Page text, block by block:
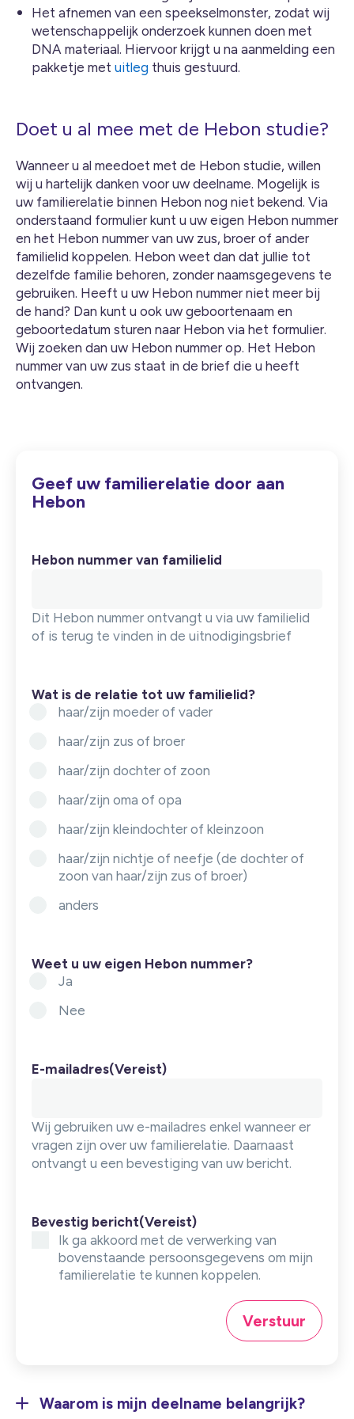
Het afnemen van een speekselmonster, zodat wij
wetenschappelijk onderzoek kunnen doen met
DNA materiaal. Hiervoor krijgt u na aanmelding een
pakketje met uitleg thuis gestuurd.
Doet u al mee met de Hebon studie?
Wanneer u al meedoet met de Hebon studie, willen
wij u hartelijk danken voor uw deelname. Mogelijk is
uw familierelatie binnen Hebon nog niet bekend. Via
onderstaand formulier kunt u uw eigen Hebon nummer
en het Hebon nummer van uw zus, broer of ander
familielid koppelen. Hebon weet dan dat jullie tot
dezelfde familie behoren, zonder naamsgegevens te
gebruiken. Heeft u uw Hebon nummer niet meer bij
de hand? Dan kunt u ook uw geboortenaam en
geboortedatum sturen naar Hebon via het formulier.
Wij zoeken dan uw Hebon nummer op. Het Hebon
nummer van uw zus staat in de brief die u heeft
ontvangen.
Geef uw familierelatie door aan
Hebon
Hebon nummer van familielid
Dit Hebon nummer ontvangt u via uw familielid
of is terug te vinden in de uitnodigingsbrief
Wat is de relatie tot uw familielid?
haar/zijn moeder of vader
haar/zijn zus of broer
haar/zijn dochter of zoon
haar/zijn oma of opa
haar/zijn kleindochter of kleinzoon
haar/zijn nichtje of neefje (de dochter of
zoon van haar/zijn zus of broer)
anders
Weet u uw eigen Hebon nummer?
Ja
Nee
E-mailadres(Vereist)
Wij gebruiken uw e-mailadres enkel wanneer er
vragen zijn over uw familierelatie. Daarnaast
ontvangt u een bevestiging van uw bericht.
Bevestig bericht(Vereist)
Ik ga akkoord met de verwerking van
bovenstaande persoonsgegevens om mijn
familierelatie te kunnen koppelen.
Verstuur
Waarom is mijn deelname belangrijk?